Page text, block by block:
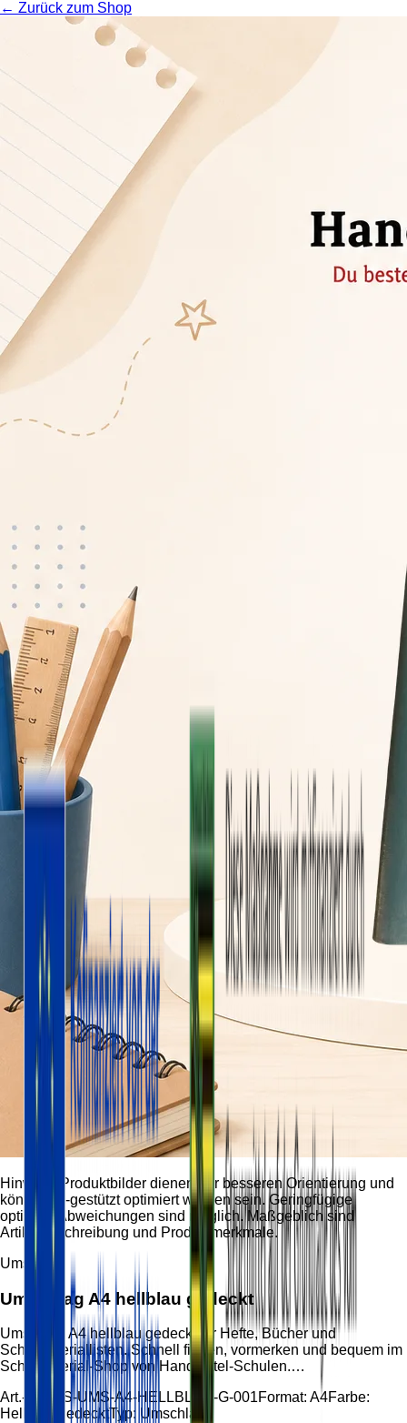
← Zurück zum Shop
Hinweis:
Produktbilder dienen der besseren Orientierung und
können KI-gestützt optimiert worden sein. Geringfügige
optische Abweichungen sind möglich. Maßgeblich sind
Artikelbeschreibung und Produktmerkmale.
Umschlag
Umschlag A4 hellblau gedeckt
Umschlag A4 hellblau gedeckt für Hefte, Bücher und
Schulmateriallisten. Schnell finden, vormerken und bequem im
Schulmaterial-Shop von Handzettel-Schulen.…
Art.-Nr.: HS-UMS-A4-HELLBLAU-G-001Format: A4Farbe:
Hellblau gedecktTyp: Umschlag